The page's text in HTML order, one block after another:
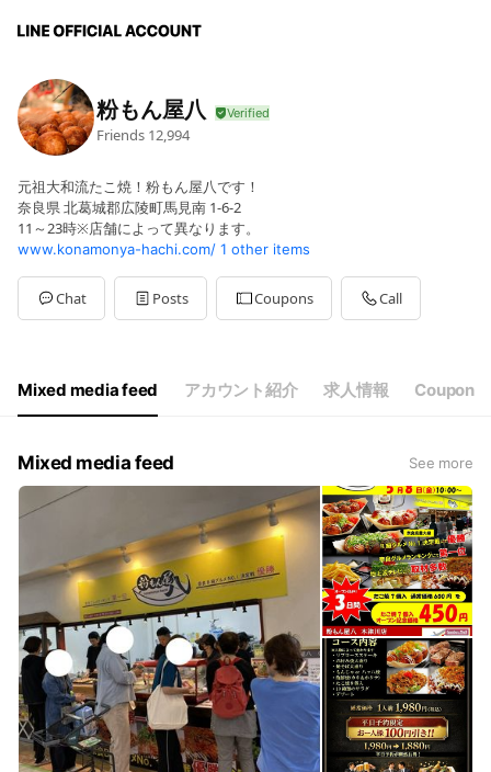
粉もん屋八
Friends 12,994
元祖大和流たこ焼！粉もん屋八です！
奈良県 北葛城郡広陵町馬見南 1-6-2
11～23時※店舗によって異なります。
www.konamonya-hachi.com/ 1 other items
Chat Posts Coupons Call
Mixed media feed アカウント紹介 求人情報 Coupon
Mixed media feed See more